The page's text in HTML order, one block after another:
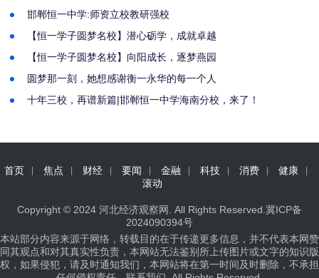
邯郸恒一中学:师资立校教研强校
【恒一学子圆梦名校】潜心砺学，成就卓越
【恒一学子圆梦名校】向阳成长，逐梦燕园
圆梦那一刻，她想感谢衡一永华的每一个人
十年三校，再谱新篇|邯郸恒一中学海南分校，来了！
首页 焦点 财经 要闻 金融 科技 消费
健康
滚动
Copyright © 2024 河北经济观察网. All Rights Reserved.冀ICP备
2024090394号
本站部分内容来源于网络，转载目的在于传递更多信息，并不代表本网赞
同其观点和对其真实性负责，本网站无法鉴别所上传图片或文字的知识版
权，如果侵犯，请及时通知我们，本网站将在第一时间及时删除，不承担